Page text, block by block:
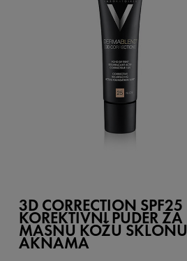
3D CORRECTION SPF25
KOREKTIVNI PUDER ZA
MASNU KOŽU SKLONU
AKNAMA